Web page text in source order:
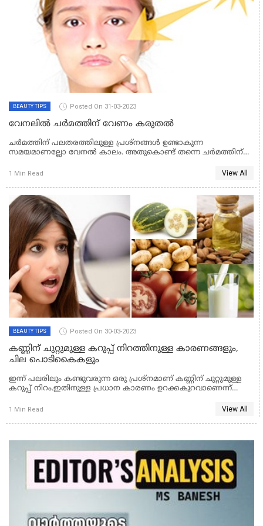
BEAUTY TIPS Posted On 31-03-2023
വേനലില്‍ ചര്‍മത്തിന് വേണം കരുതല്‍
ചര്‍മത്തിന് പലതരത്തിലുള്ള പ്രശ്‌നങ്ങള്‍ ഉണ്ടാകുന്ന
സമയമാണല്ലോ വേനല്‍ കാലം. അതുകൊണ്ട് തന്നെ ചര്‍മത്തിന്
പണ ചെലവില്ലാതെ വേനല്‍ കാലത്തും നിങ്ങളുടെ ചര്‍മത്തെ
1 Min Read View All
BEAUTY TIPS Posted On 30-03-2023
കണ്ണിന് ചുറ്റുമുള്ള കറുപ്പ് നിറത്തിനുള്ള കാരണങ്ങളും,
ചില പൊടികൈകളും
ഇന്ന് പലരിലും കണ്ടുവരുന്ന ഒരു പ്രശ്‌നമാണ് കണ്ണിന് ചുറ്റുമുള്ള
കറുപ്പ് നിറം.ഇതിനുള്ള പ്രധാന കാരണം ഉറക്കകുറവാണെന്ന്
നിര്‍ജലീകരണം, ടെന്‍ഷന്‍, കണ്ണിന് ആയാസമുണ്ടാക്കുന്ന
കെമിക്കല്‍ അടങ്ങിയ സൗന്ദര്യ വര്‍ധക വസ്തുക്കളുടെ
1 Min Read View All